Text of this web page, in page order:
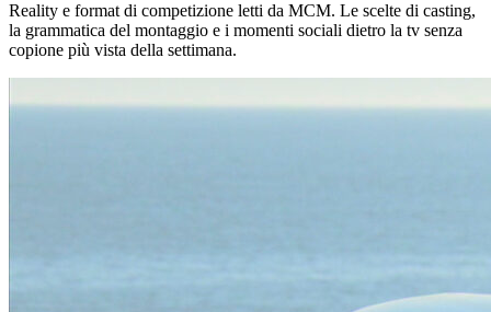
Reality e format di competizione letti da MCM. Le scelte di casting,
la grammatica del montaggio e i momenti sociali dietro la tv senza
copione più vista della settimana.